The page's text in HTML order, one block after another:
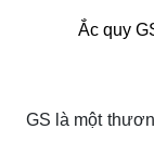
Ắc quy
GS là một